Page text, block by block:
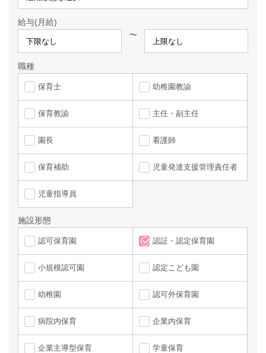
給与(月給)
〜
職種
保育士 幼稚園教諭
保育教諭 主任・副主任
園長 看護師
保育補助 児童発達支援管理責任者
児童指導員
施設形態
認可保育園 認証・認定保育園
小規模認可園 認定こども園
幼稚園 認可外保育園
病院内保育 企業内保育
企業主導型保育 学童保育